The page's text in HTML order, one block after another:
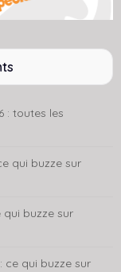
: toutes les
qui buzze sur
qui buzze sur
ce qui buzze sur